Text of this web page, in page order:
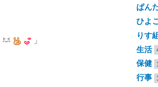
」
ぱん
ひよ
りす組
生活
保健
行事